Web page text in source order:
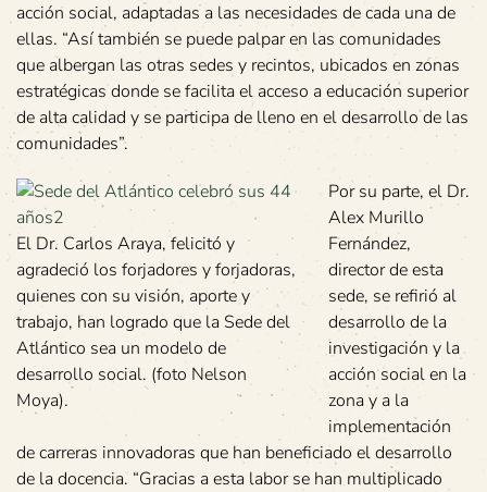
acción social, adaptadas a las necesidades de cada una de
ellas. “Así también se puede palpar en las comunidades
que albergan las otras sedes y recintos, ubicados en zonas
estratégicas donde se facilita el acceso a educación superior
de alta calidad y se participa de lleno en el desarrollo de las
comunidades”.
El Dr. Carlos Araya, felicitó y
agradeció los forjadores y forjadoras,
quienes con su visión, aporte y
trabajo, han logrado que la Sede del
Atlántico sea un modelo de
desarrollo social. (foto Nelson
Moya).
Por su parte, el Dr.
Alex Murillo
Fernández,
director de esta
sede, se refirió al
desarrollo de la
investigación y la
acción social en la
zona y a la
implementación
de carreras innovadoras que han beneficiado el desarrollo
de la docencia. “Gracias a esta labor se han multiplicado